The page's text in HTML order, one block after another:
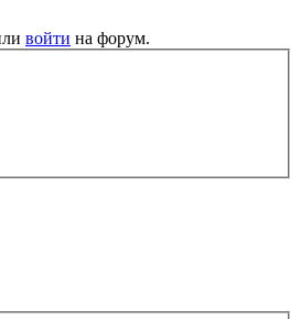
войти на форум.